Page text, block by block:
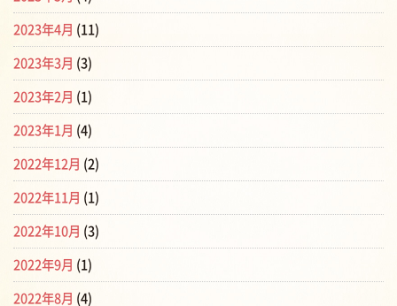
2023年4月 (11)
2023年3月 (3)
2023年2月 (1)
2023年1月 (4)
2022年12月 (2)
2022年11月 (1)
2022年10月 (3)
2022年9月 (1)
2022年8月 (4)